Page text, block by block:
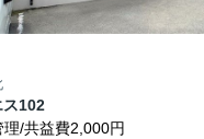
102
理/共益費2,000円